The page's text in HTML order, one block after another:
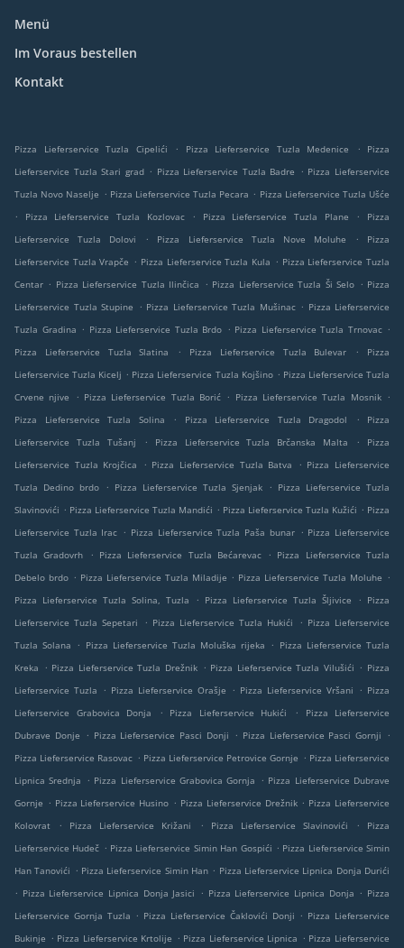
Menü
Im Voraus bestellen
Kontakt
Pizza Lieferservice Tuzla Cipelići . Pizza Lieferservice Tuzla Medenice .
Pizza
Lieferservice Tuzla Stari grad . Pizza Lieferservice Tuzla Badre . Pizza Lieferservice
Tuzla Novo Naselje . Pizza Lieferservice Tuzla Pecara . Pizza Lieferservice Tuzla Ušće
.
Pizza Lieferservice Tuzla Kozlovac . Pizza Lieferservice Tuzla Plane .
Pizza
Lieferservice Tuzla Dolovi
. Pizza Lieferservice Tuzla Nove Moluhe .
Pizza
Lieferservice Tuzla Vrapče . Pizza Lieferservice Tuzla Kula . Pizza Lieferservice Tuzla
Centar . Pizza Lieferservice Tuzla Ilinčica . Pizza Lieferservice Tuzla Ši Selo . Pizza
Lieferservice Tuzla Stupine
. Pizza Lieferservice Tuzla Mušinac . Pizza Lieferservice
Tuzla Gradina . Pizza Lieferservice Tuzla Brdo . Pizza Lieferservice Tuzla Trnovac .
Pizza Lieferservice Tuzla Slatina
. Pizza Lieferservice Tuzla Bulevar .
Pizza
Lieferservice Tuzla Kicelj . Pizza Lieferservice Tuzla Kojšino . Pizza Lieferservice Tuzla
Crvene njive
. Pizza Lieferservice Tuzla Borić . Pizza Lieferservice Tuzla Mosnik .
Pizza Lieferservice Tuzla Solina
. Pizza Lieferservice Tuzla Dragodol .
Pizza
Lieferservice Tuzla Tušanj
. Pizza Lieferservice Tuzla Brčanska Malta .
Pizza
Lieferservice Tuzla Krojčica
. Pizza Lieferservice Tuzla Batva . Pizza Lieferservice
Tuzla Dedino brdo
. Pizza Lieferservice Tuzla Sjenjak . Pizza Lieferservice Tuzla
Slavinovići . Pizza Lieferservice Tuzla Mandići . Pizza Lieferservice Tuzla Kužići . Pizza
Lieferservice Tuzla Irac . Pizza Lieferservice Tuzla Paša bunar . Pizza Lieferservice
Tuzla Gradovrh
. Pizza Lieferservice Tuzla Bećarevac . Pizza Lieferservice Tuzla
Debelo brdo . Pizza Lieferservice Tuzla Miladije . Pizza Lieferservice Tuzla Moluhe .
Pizza Lieferservice Tuzla Solina, Tuzla
. Pizza Lieferservice Tuzla Šljivice . Pizza
Lieferservice Tuzla Sepetari
. Pizza Lieferservice Tuzla Hukići . Pizza Lieferservice
Tuzla Solana
. Pizza Lieferservice Tuzla Moluška rijeka . Pizza Lieferservice Tuzla
Kreka
. Pizza Lieferservice Tuzla Drežnik . Pizza Lieferservice Tuzla Vilušići . Pizza
Lieferservice Tuzla
. Pizza Lieferservice Orašje . Pizza Lieferservice Vršani . Pizza
Lieferservice Grabovica Donja
. Pizza Lieferservice Hukići .
Pizza Lieferservice
Dubrave Donje
. Pizza Lieferservice Pasci Donji . Pizza Lieferservice Pasci Gornji
.
Pizza Lieferservice Rasovac . Pizza Lieferservice Petrovice Gornje . Pizza Lieferservice
Lipnica Srednja
. Pizza Lieferservice Grabovica Gornja . Pizza Lieferservice Dubrave
Gornje . Pizza Lieferservice Husino . Pizza Lieferservice Drežnik . Pizza Lieferservice
Kolovrat
. Pizza Lieferservice Križani . Pizza Lieferservice Slavinovići .
Pizza
Lieferservice Hudeč . Pizza Lieferservice Simin Han Gospići . Pizza Lieferservice Simin
Han Tanovići . Pizza Lieferservice Simin Han . Pizza Lieferservice Lipnica Donja Durići
. Pizza Lieferservice Lipnica Donja Jasici . Pizza Lieferservice Lipnica Donja . Pizza
Lieferservice Gornja Tuzla . Pizza Lieferservice Čaklovići Donji . Pizza Lieferservice
Bukinje . Pizza Lieferservice Krtolije . Pizza Lieferservice Lipnica . Pizza Lieferservice